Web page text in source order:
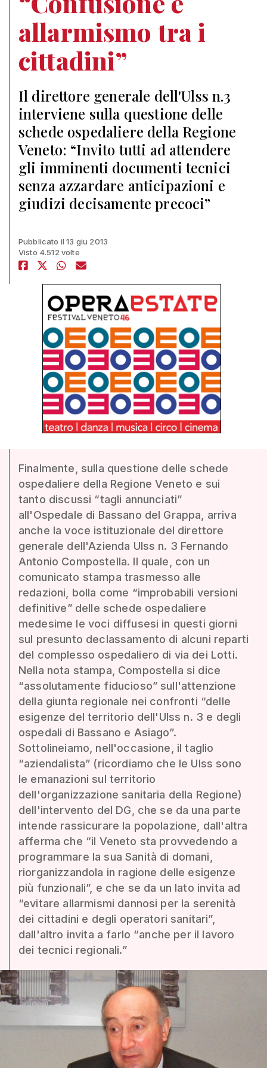
allarmismo tra i
cittadini”
Il direttore generale dell'Ulss n.3
interviene sulla questione delle
schede ospedaliere della Regione
Veneto: “Invito tutti ad attendere
gli imminenti documenti tecnici
senza azzardare anticipazioni e
giudizi decisamente precoci”
Pubblicato il 13 giu 2013
Visto 4.512 volte
Finalmente, sulla questione delle schede
ospedaliere della Regione Veneto e sui
tanto discussi “tagli annunciati”
all'Ospedale di Bassano del Grappa, arriva
anche la voce istituzionale del direttore
generale dell'Azienda Ulss n. 3 Fernando
Antonio Compostella. Il quale, con un
comunicato stampa trasmesso alle
redazioni, bolla come “improbabili versioni
definitive” delle schede ospedaliere
medesime le voci diffusesi in questi giorni
sul presunto declassamento di alcuni reparti
del complesso ospedaliero di via dei Lotti.
Nella nota stampa, Compostella si dice
“assolutamente fiducioso” sull'attenzione
della giunta regionale nei confronti “delle
esigenze del territorio dell'Ulss n. 3 e degli
ospedali di Bassano e Asiago”.
Sottolineiamo, nell'occasione, il taglio
“aziendalista” (ricordiamo che le Ulss sono
le emanazioni sul territorio
dell'organizzazione sanitaria della Regione)
dell'intervento del DG, che se da una parte
intende rassicurare la popolazione, dall'altra
afferma che “il Veneto sta provvedendo a
programmare la sua Sanità di domani,
riorganizzandola in ragione delle esigenze
più funzionali”, e che se da un lato invita ad
“evitare allarmismi dannosi per la serenità
dei cittadini e degli operatori sanitari”,
dall'altro invita a farlo “anche per il lavoro
dei tecnici regionali.”